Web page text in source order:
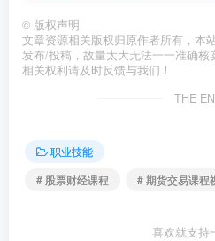
© 版权声明
文章资源相关版权归原作者所有，本
发布/投稿，故量太大无法一一准确
相关权利请及时反馈与我们！
THE
职业技能
# 股票财经课程
# 期货交易课程
喜欢就支持